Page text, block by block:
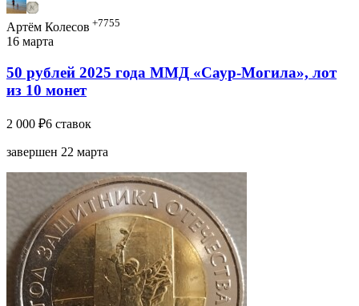
Артём Колесов +7755
16 марта
50 рублей 2025 года ММД «Саур-Могила», лот
из 10 монет
2 000 ₽6 ставок
завершен 22 марта